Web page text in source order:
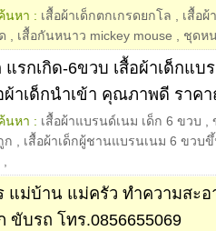
นหา : เสื้อผ้าเด็กตกเกรดยกโล
เสื้อผ้
เสื้อกันหนาว mickey mouse ชุดห
แรกเกิด-6ขวบ เสื้อผ้าเด็กแบ
ผ้าเด็กนำเข้า คุณภาพดี ราค
นหา : เสื้อผ้าแบรนด์เนม เด็ก 6 ขวบ
ก
เสื้อผ้าเด็กผู้ชานแบรนเนม 6 ขวบ
แม่บ้าน แม่ครัว ทำความสะอ
ขับรถ โทร.0856655069